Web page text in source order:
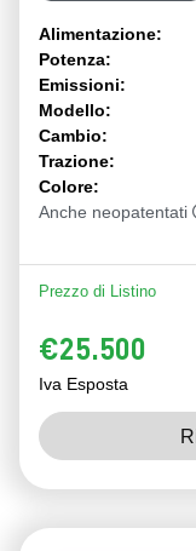
Alimentazione:
Potenza:
Emissioni:
Modello:
Cambio:
Trazione:
Colore:
Anche neopatentati
Prezzo di Listino
€25.500
Iva Esposta